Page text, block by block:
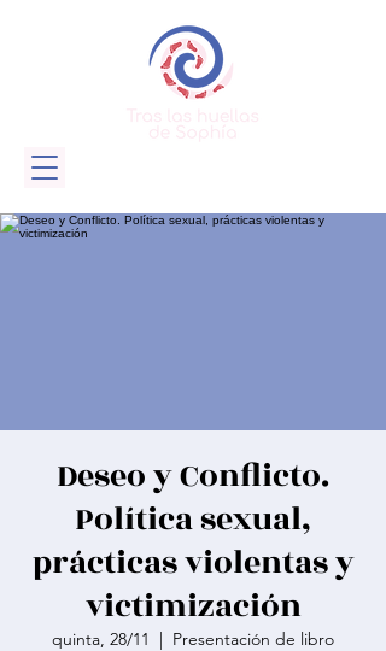
Deseo y Conflicto.
Política sexual,
prácticas violentas y
victimización
quinta, 28/11
  |
Presentación de libro